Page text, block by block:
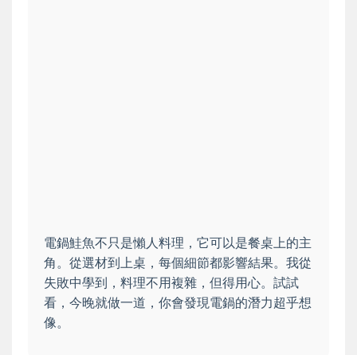
電鍋鮭魚不只是懶人料理，它可以是餐桌上的主
角。從選材到上桌，每個細節都影響結果。我從
失敗中學到，料理不用複雜，但得用心。試試
看，今晚就做一道，你會發現電鍋的潛力超乎想
像。